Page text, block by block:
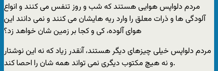
مردم دلواپس هوایی هستند که شب و روز تنفس می کنند و انواع
آلودگی ها و ذرات معلق را وارد ریه هایشان می کنند و نمی دانند این
هوای آلوده، کی و کجا بر زمین شان خواهد زد؟
مردم دلواپس خیلی چیزهای دیگر هستند، آنقدر زیاد که نه این نوشتار
و نه هیچ مکتوب دیگری نمی تواند همه شان را احصا کند.